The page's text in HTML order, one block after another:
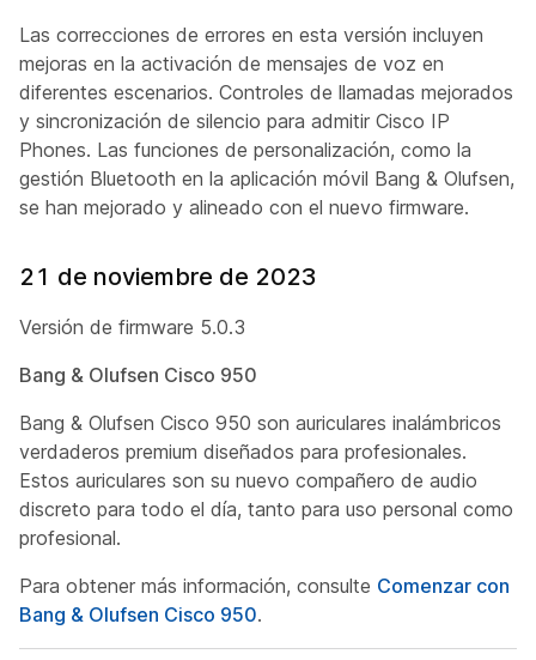
Las correcciones de errores en esta versión incluyen
mejoras en la activación de mensajes de voz en
diferentes escenarios. Controles de llamadas mejorados
y sincronización de silencio para admitir Cisco IP
Phones. Las funciones de personalización, como la
gestión Bluetooth en la aplicación móvil Bang & Olufsen,
se han mejorado y alineado con el nuevo firmware.
21 de noviembre de 2023
Versión de firmware 5.0.3
Bang & Olufsen Cisco 950
Bang & Olufsen Cisco 950 son auriculares inalámbricos
verdaderos premium diseñados para profesionales.
Estos auriculares son su nuevo compañero de audio
discreto para todo el día, tanto para uso personal como
profesional.
Para obtener más información, consulte Comenzar con
Bang & Olufsen Cisco 950.